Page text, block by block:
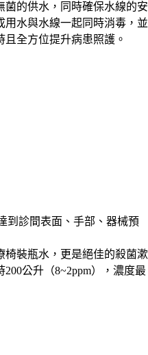
的供水，同時確保水線的安
水與水線一起同時消毒，並
全方位提升病患照護。
到診間表面、手部、器械預
椅裝瓶水，更是絕佳的殺菌漱
公升（8~2ppm），濃度最